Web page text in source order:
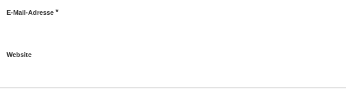
E-Mail-Adresse *
Website